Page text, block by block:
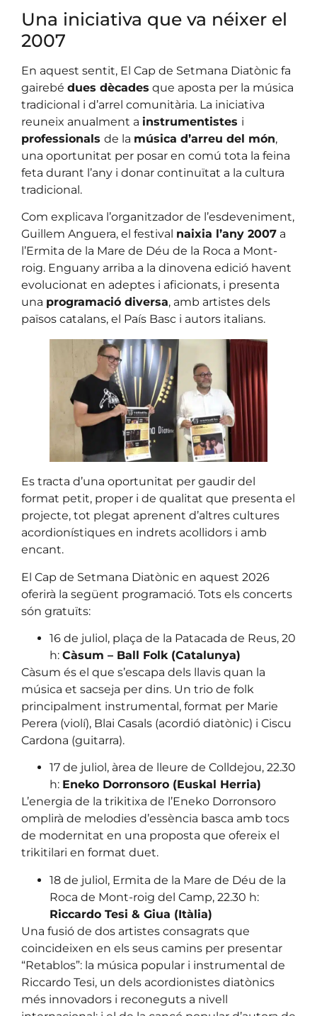
Una iniciativa que va néixer el
2007
En aquest sentit, El Cap de Setmana Diatònic fa
gairebé dues dècades que aposta per la música
tradicional i d’arrel comunitària. La iniciativa
reuneix anualment a instrumentistes i
professionals de la música d’arreu del món,
una oportunitat per posar en comú tota la feina
feta durant l’any i donar continuïtat a la cultura
tradicional.
Com explicava l’organitzador de l’esdeveniment,
Guillem Anguera, el festival naixia l’any 2007 a
l’Ermita de la Mare de Déu de la Roca a Mont-
roig. Enguany arriba a la dinovena edició havent
evolucionat en adeptes i aficionats, i presenta
una programació diversa, amb artistes dels
països catalans, el País Basc i autors italians.
Es tracta d’una oportunitat per gaudir del
format petit, proper i de qualitat que presenta el
projecte, tot plegat aprenent d’altres cultures
acordionístiques en indrets acollidors i amb
encant.
El Cap de Setmana Diatònic en aquest 2026
oferirà la següent programació. Tots els concerts
són gratuïts:
16 de juliol, plaça de la Patacada de Reus, 20
h: Càsum – Ball Folk (Catalunya)
Càsum és el que s’escapa dels llavis quan la
música et sacseja per dins. Un trio de folk
principalment instrumental, format per Marie
Perera (violí), Blai Casals (acordió diatònic) i Ciscu
Cardona (guitarra).
17 de juliol, àrea de lleure de Colldejou, 22.30
h: Eneko Dorronsoro (Euskal Herria)
L’energia de la trikitixa de l’Eneko Dorronsoro
omplirà de melodies d’essència basca amb tocs
de modernitat en una proposta que ofereix el
trikitilari en format duet.
18 de juliol, Ermita de la Mare de Déu de la
Roca de Mont-roig del Camp, 22.30 h:
Riccardo Tesi & Giua (Itàlia)
Una fusió de dos artistes consagrats que
coincideixen en els seus camins per presentar
“Retablos”: la música popular i instrumental de
Riccardo Tesi, un dels acordionistes diatònics
més innovadors i reconeguts a nivell